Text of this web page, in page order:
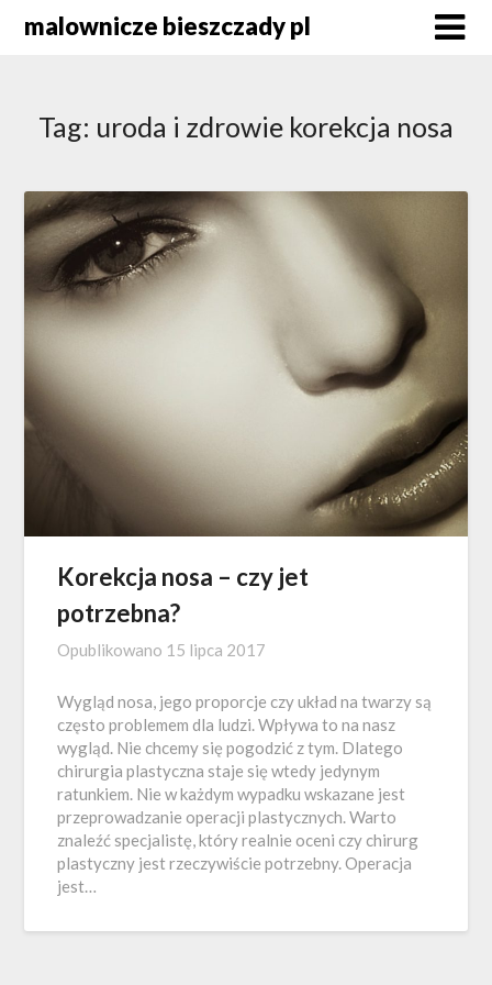
malownicze bieszczady pl
Tag: uroda i zdrowie korekcja nosa
Korekcja nosa – czy jet
potrzebna?
Opublikowano 15 lipca 2017
Wygląd nosa, jego proporcje czy układ na twarzy są
często problemem dla ludzi. Wpływa to na nasz
wygląd. Nie chcemy się pogodzić z tym. Dlatego
chirurgia plastyczna staje się wtedy jedynym
ratunkiem. Nie w każdym wypadku wskazane jest
przeprowadzanie operacji plastycznych. Warto
znaleźć specjalistę, który realnie oceni czy chirurg
plastyczny jest rzeczywiście potrzebny. Operacja
jest…